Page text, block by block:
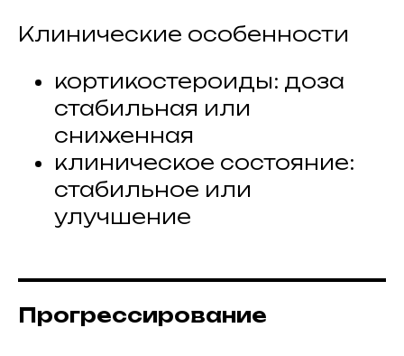
Клинические особенности
кортикостероиды: доза
стабильная или
сниженная
клиническое состояние:
стабильное или
улучшение
Прогрессирование